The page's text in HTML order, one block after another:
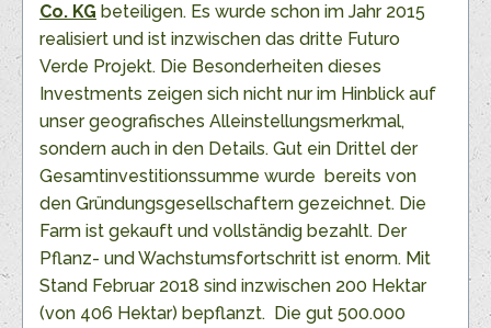
Co. KG beteiligen. Es wurde schon im Jahr 2015
realisiert und ist inzwischen das dritte Futuro
Verde Projekt. Die Besonderheiten dieses
Investments zeigen sich nicht nur im Hinblick auf
unser geografisches Alleinstellungsmerkmal,
sondern auch in den Details. Gut ein Drittel der
Gesamtinvestitionssumme wurde bereits von
den Gründungsgesellschaftern gezeichnet. Die
Farm ist gekauft und vollständig bezahlt. Der
Pflanz- und Wachstumsfortschritt ist enorm. Mit
Stand Februar 2018 sind inzwischen 200 Hektar
(von 406 Hektar) bepflanzt. Die gut 500.000